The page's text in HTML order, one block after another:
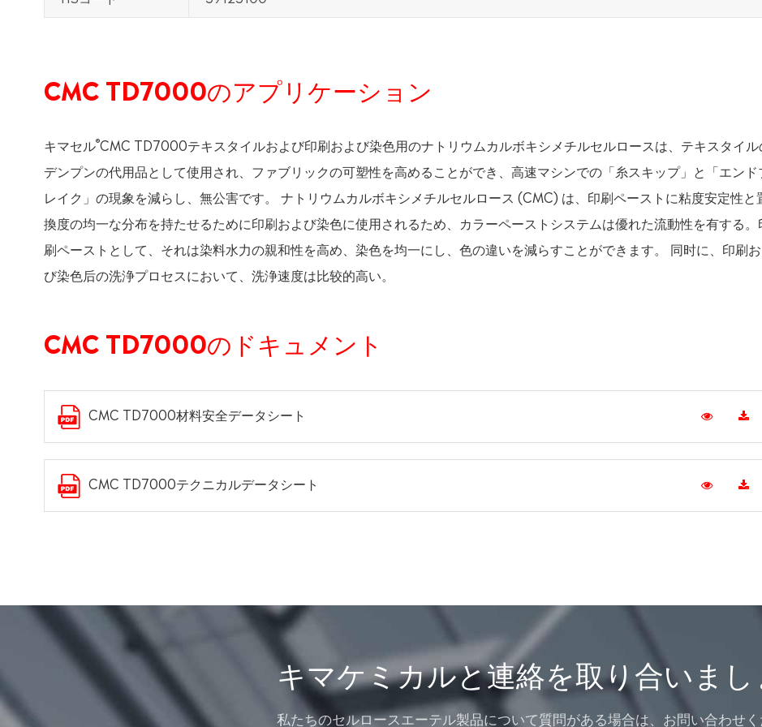
CMC TD7000のアプリケーション
キマセル®CMC TD7000テキスタイルおよび印刷および染色用のナトリウムカルボキシメチルセルロースは、テキスタイル
デンプンの代用品として使用され、ファブリックの可塑性を高めることができ、高速マシンでの「糸スキップ」と「エンド
レイク」の現象を減らし、無公害です。 ナトリウムカルボキシメチルセルロース (CMC) は、印刷ペーストに粘度安定性と
換度の均一な分布を持たせるために印刷および染色に使用されるため、カラーペーストシステムは優れた流動性を有する。
刷ペーストとして、それは染料水力の親和性を高め、染色を均一にし、色の違いを減らすことができます。 同时に、印刷
び染色后の洗浄プロセスにおいて、洗浄速度は比较的高い。
CMC TD7000のドキュメント
CMC TD7000材料安全データシート
CMC TD7000テクニカルデータシート
キマケミカルと連絡を取り合いまし
私たちのセルロースエーテル製品について質問がある場合は、お問い合わせ